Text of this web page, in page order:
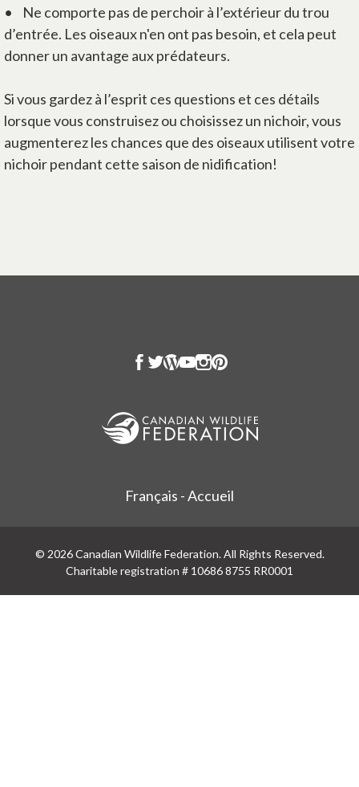
• Ne comporte pas de perchoir à l’extérieur du trou
d’entrée. Les oiseaux n'en ont pas besoin, et cela peut
donner un avantage aux prédateurs.
Si vous gardez à l’esprit ces questions et ces détails
lorsque vous construisez ou choisissez un nichoir, vous
augmenterez les chances que des oiseaux utilisent votre
nichoir pendant cette saison de nidification!
Français - Accueil
© 2026 Canadian Wildlife Federation. All Rights Reserved.
Charitable registration # 10686 8755 RR0001